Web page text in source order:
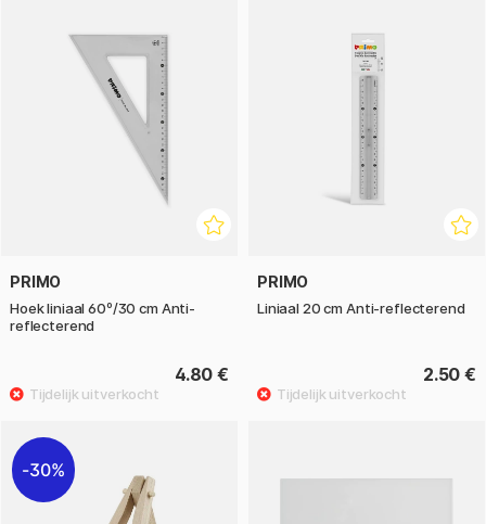
PRIMO
Hoek liniaal 60º/30 cm Anti-
reflecterend
4.80 €
PRIMO
Liniaal 20 cm Anti-reflecterend
2.50 €
30%